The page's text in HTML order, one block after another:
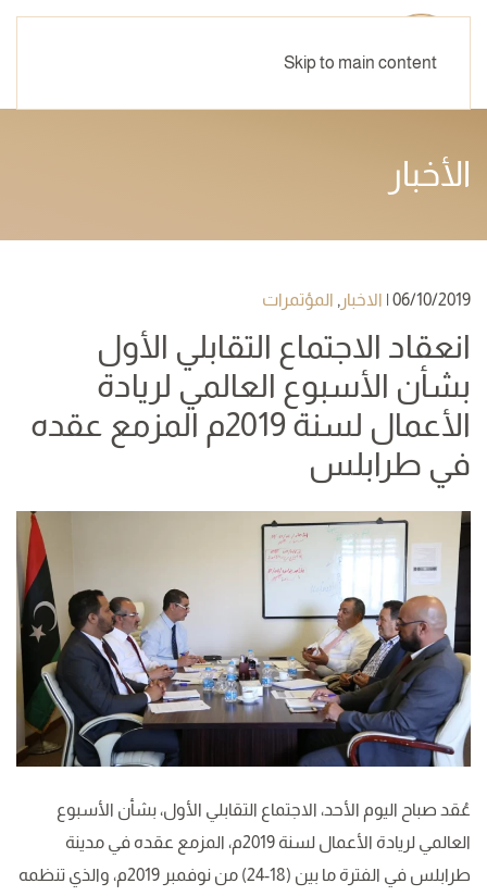
Skip to main content
الأخبار
06/10/2019
| الاخبار , المؤتمرات
انعقاد الاجتماع التقابلي الأول
بشأن الأسبوع العالمي لريادة
الأعمال لسنة 2019م المزمع عقده
في طرابلس
عُقد صباح اليوم الأحد، الاجتماع التقابلي الأول، بشأن الأسبوع
العالمي لريادة الأعمال لسنة 2019م، المزمع عقده في مدينة
طرابلس في الفترة ما بين (18-24) من نوفمبر 2019م، والذي تنظمه